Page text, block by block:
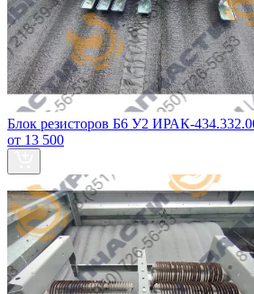
Блок резисторов Б6 У2 ИРАК-
от 13 500